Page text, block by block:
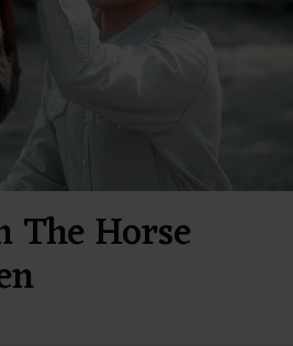
The Horse